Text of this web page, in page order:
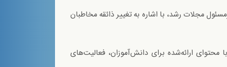
مجلات رشد، با اشاره به تغییر ذائقه مخاطبان
ارائه‌شده برای دانش‌آموزان، فعالیت‌های